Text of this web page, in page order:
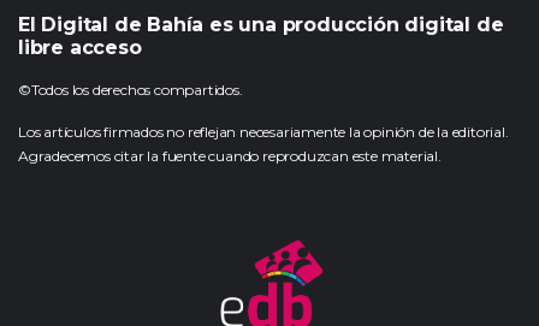
El Digital de Bahía es una producción digital de
libre acceso
©Todos los derechos compartidos.
Los artículos firmados no reflejan necesariamente la opinión de la editorial.
Agradecemos citar la fuente cuando reproduzcan este material.